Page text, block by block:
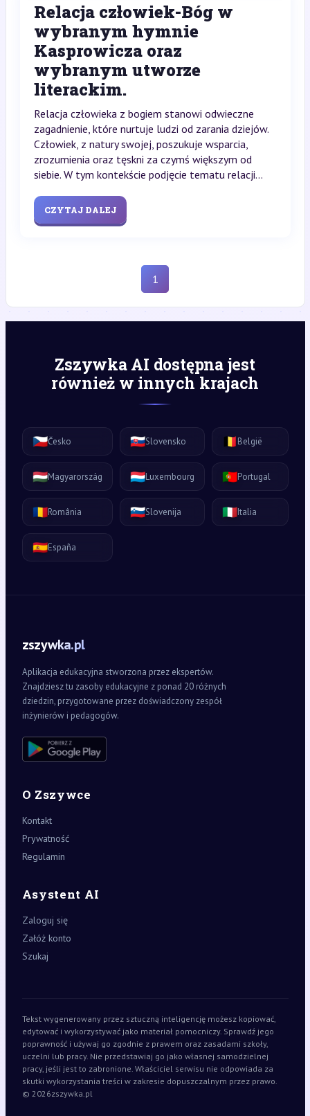
Relacja człowiek-Bóg w
wybranym hymnie
Kasprowicza oraz
wybranym utworze
literackim.
Relacja człowieka z bogiem stanowi odwieczne
zagadnienie, które nurtuje ludzi od zarania dziejów.
Człowiek, z natury swojej, poszukuje wsparcia,
zrozumienia oraz tęskni za czymś większym od
siebie. W tym kontekście podjęcie tematu relacji...
CZYTAJ DALEJ
1
Zszywka AI dostępna jest
również w innych krajach
🇨🇿Česko 🇸🇰Slovensko 🇧🇪België
🇭🇺Magyarország 🇱🇺Luxembourg 🇵🇹Portugal
🇷🇴România 🇸🇮Slovenija 🇮🇹Italia
🇪🇸España
zszywka.pl
Aplikacja edukacyjna stworzona przez ekspertów.
Znajdziesz tu zasoby edukacyjne z ponad 20 różnych
dziedzin, przygotowane przez doświadczony zespół
inżynierów i pedagogów.
O Zszywce
Kontakt
Prywatność
Regulamin
Asystent AI
Zaloguj się
Załóż konto
Szukaj
Tekst wygenerowany przez sztuczną inteligencję możesz kopiować,
edytować i wykorzystywać jako materiał pomocniczy. Sprawdź jego
poprawność i używaj go zgodnie z prawem oraz zasadami szkoły,
uczelni lub pracy. Nie przedstawiaj go jako własnej samodzielnej
pracy, jeśli jest to zabronione. Właściciel serwisu nie odpowiada za
skutki wykorzystania treści w zakresie dopuszczalnym przez prawo.
© 2026zszywka.pl